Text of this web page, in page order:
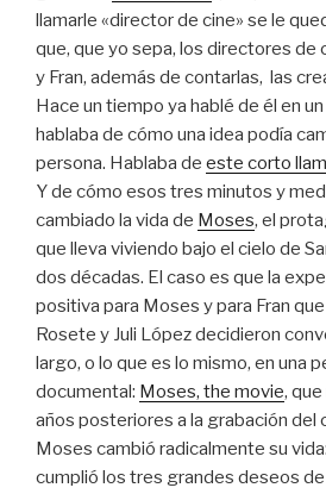
llamarle «director de cine» se le
que, que yo sepa, los directores de
y Fran, además de contarlas, las
Hace un tiempo ya hablé de él en un
hablaba de cómo una idea podía
persona. Hablaba de este corto
Y de cómo esos tres minutos y
cambiado la vida de Moses, el
que lleva viviendo bajo el cielo de
dos décadas. El caso es que la
positiva para Moses y para Fran
Rosete y Juli López decidieron
largo, o lo que es lo mismo, en una
documental: Moses, the movie,
años posteriores a la grabación del
Moses cambió radicalmente su
cumplió los tres grandes deseos de